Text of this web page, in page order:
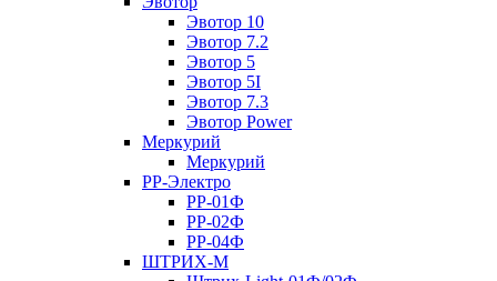
Эвотор 10
Эвотор 7.2
Эвотор 5
Эвотор 5I
Эвотор 7.3
Эвотор Power
Меркурий
Меркурий
РР-Электро
РР-01Ф
РР-02Ф
РР-04Ф
ШТРИХ-М